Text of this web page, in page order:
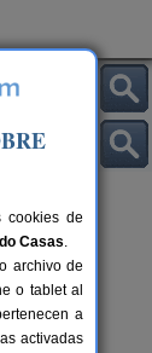
de
cookies de
Casas.
archivo de
o tablet al
a
activadas